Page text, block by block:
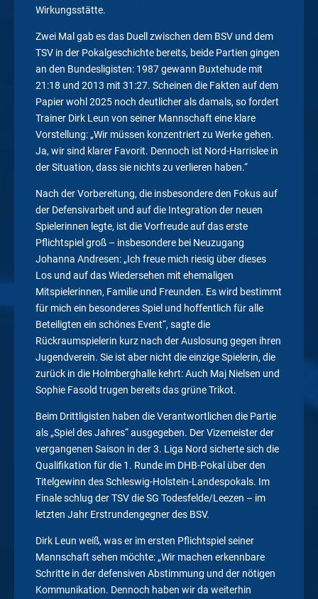
Wirkungsstätte.
Zwei Mal gab es das Duell zwischen dem BSV und dem
TSV in der Pokalgeschichte bereits, beide Partien gingen
an den Bundesligisten: 1987 gewann Buxtehude mit
21:18 und 2013 mit 31:27. Scheinen die Fakten auf dem
Papier wohl 2025 noch deutlicher als damals, so fordert
Trainer Dirk Leun von seiner Mannschaft eine klare
Vorstellung: „Wir müssen konzentriert zu Werke gehen.
Ja, wir sind klarer Favorit. Dennoch ist Nord-Harrislee in
der Situation, dass sie nichts zu verlieren haben.“
Nach der Vorbereitung, die insbesondere den Fokus auf
der Defensivarbeit und auf die Integration der neuen
Spielerinnen legte, ist die Vorfreude auf das erste
Pflichtspiel groß – insbesondere bei Neuzugang
Johanna Andresen: „Ich freue mich riesig über dieses
Los und auf das Wiedersehen mit ehemaligen
Mitspielerinnen, Familie und Freunden. Es wird bestimmt
für mich ein besonderes Spiel und hoffentlich für alle
Beteiligten ein schönes Event“, sagte die
Rückraumspielerin kurz nach der Auslosung gegen ihren
Jugendverein. Sie ist aber nicht die einzige Spielerin, die
zurück in die Holmberghalle kehrt: Auch Maj Nielsen und
Sophie Fasold trugen bereits das grüne Trikot.
Beim Drittligisten haben die Verantwortlichen die Partie
als „Spiel des Jahres“ ausgegeben. Der Vizemeister der
vergangenen Saison in der 3. Liga Nord sicherte sich die
Qualifikation für die 1. Runde im DHB-Pokal über den
Titelgewinn des Schleswig-Holstein-Landespokals. Im
Finale schlug der TSV die SG Todesfelde/Leezen – im
letzten Jahr Erstrundengegner des BSV.
Dirk Leun weiß, was er im ersten Pflichtspiel seiner
Mannschaft sehen möchte: „Wir machen erkennbare
Schritte in der defensiven Abstimmung und der nötigen
Kommunikation. Dennoch haben wir da weiterhin